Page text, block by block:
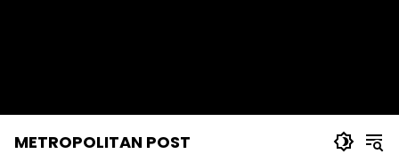
METROPOLITAN POST